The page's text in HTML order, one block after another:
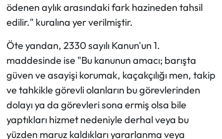
ödenen aylık arasındaki fark hazineden tahsil
edilir." kuralına yer verilmiştir.
Öte yandan, 2330 sayılı Kanun'un 1.
maddesinde ise "Bu kanunun amacı; barışta
güven ve asayişi korumak, kaçakçılığı men, takip
ve tahkikle görevli olanların bu görevlerinden
dolayı ya da görevleri sona ermiş olsa bile
yaptıkları hizmet nedeniyle derhal veya bu
yüzden maruz kaldıkları yararlanma veya